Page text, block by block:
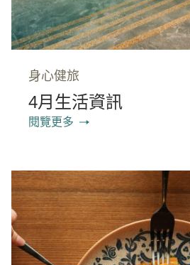
身心健旅
4月生活資訊
閱覽更多